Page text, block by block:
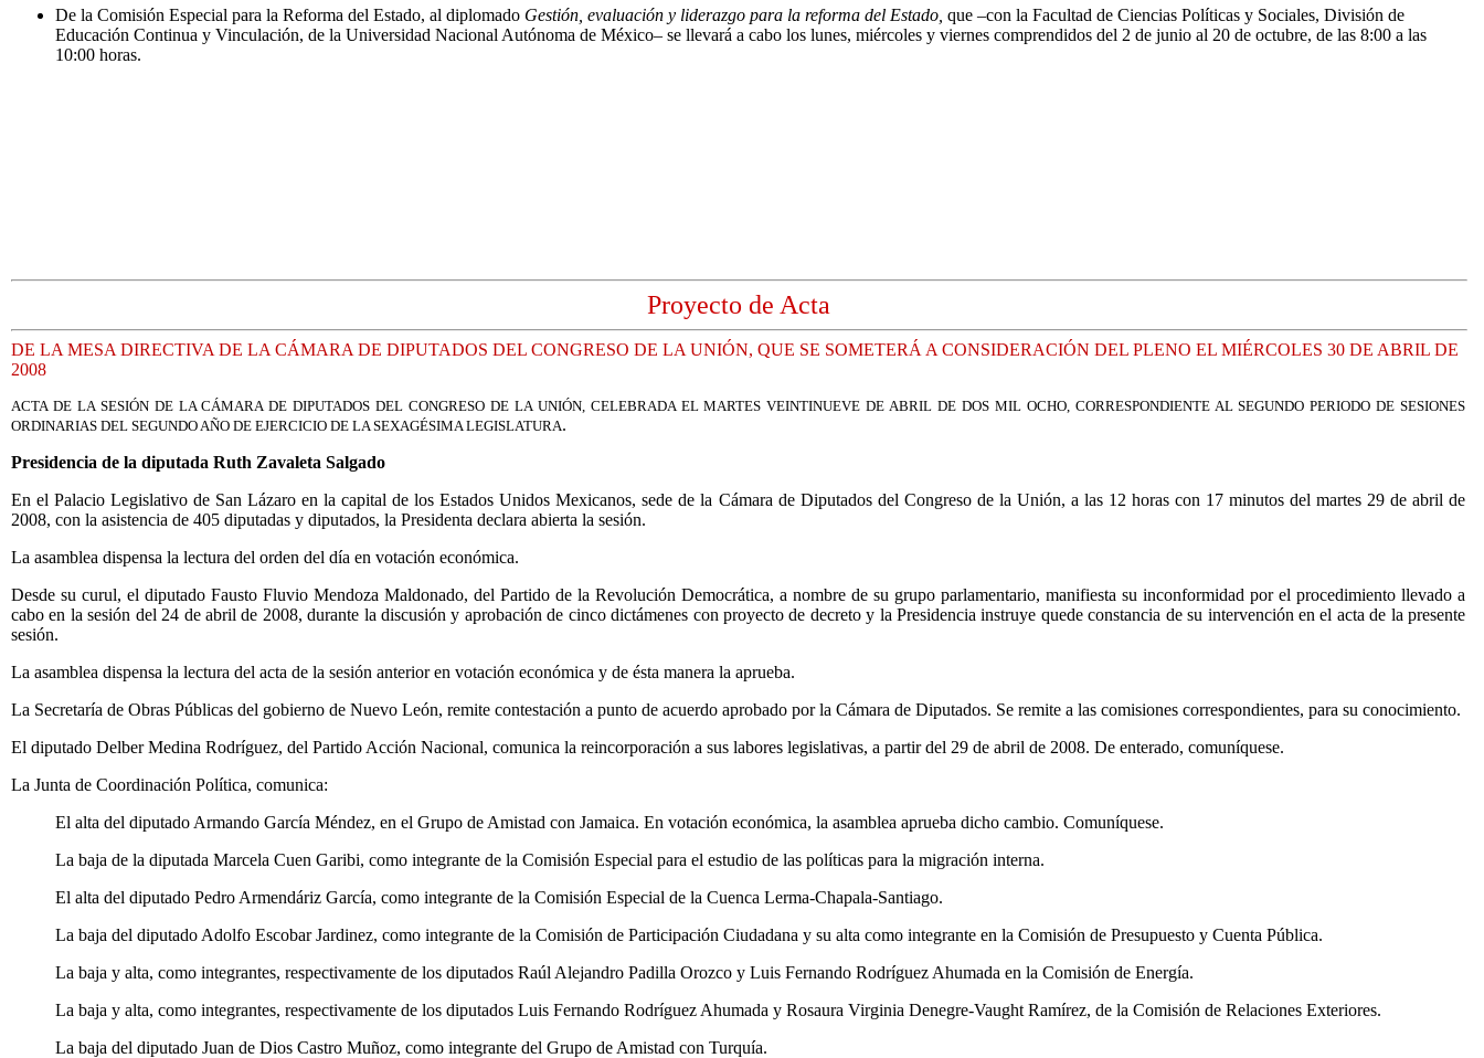
De la Comisión Especial para la Reforma del Estado, al diplomado Gestión, evaluación y liderazgo para la reforma del Estado, que –con la Facultad de Ciencias Políticas y Sociales, División de
Educación Continua y Vinculación, de la Universidad Nacional Autónoma de México– se llevará a cabo los lunes, miércoles y viernes comprendidos del 2 de junio al 20 de octubre, de las 8:00 a las
10:00 horas.
Proyecto de Acta
DE LA MESA DIRECTIVA DE LA CÁMARA DE DIPUTADOS DEL CONGRESO DE LA UNIÓN, QUE SE SOMETERÁ A CONSIDERACIÓN DEL PLENO EL MIÉRCOLES 30 DE ABRIL DE
2008
ACTA DE LA SESIÓN DE LA CÁMARA DE DIPUTADOS DEL CONGRESO DE LA UNIÓN, CELEBRADA EL MARTES VEINTINUEVE DE ABRIL DE DOS MIL OCHO, CORRESPONDIENTE AL SEGUNDO PERIODO DE SESIONES
ORDINARIAS DEL SEGUNDO AÑO DE EJERCICIO DE LA SEXAGÉSIMA LEGISLATURA.
Presidencia de la diputada Ruth Zavaleta Salgado
En el Palacio Legislativo de San Lázaro en la capital de los Estados Unidos Mexicanos, sede de la Cámara de Diputados del Congreso de la Unión, a las 12 horas con 17 minutos del martes 29 de abril de
2008, con la asistencia de 405 diputadas y diputados, la Presidenta declara abierta la sesión.
La asamblea dispensa la lectura del orden del día en votación económica.
Desde su curul, el diputado Fausto Fluvio Mendoza Maldonado, del Partido de la Revolución Democrática, a nombre de su grupo parlamentario, manifiesta su inconformidad por el procedimiento llevado a
cabo en la sesión del 24 de abril de 2008, durante la discusión y aprobación de cinco dictámenes con proyecto de decreto y la Presidencia instruye quede constancia de su intervención en el acta de la presente
sesión.
La asamblea dispensa la lectura del acta de la sesión anterior en votación económica y de ésta manera la aprueba.
La Secretaría de Obras Públicas del gobierno de Nuevo León, remite contestación a punto de acuerdo aprobado por la Cámara de Diputados. Se remite a las comisiones correspondientes, para su conocimiento.
El diputado Delber Medina Rodríguez, del Partido Acción Nacional, comunica la reincorporación a sus labores legislativas, a partir del 29 de abril de 2008. De enterado, comuníquese.
La Junta de Coordinación Política, comunica:
El alta del diputado Armando García Méndez, en el Grupo de Amistad con Jamaica. En votación económica, la asamblea aprueba dicho cambio. Comuníquese.
La baja de la diputada Marcela Cuen Garibi, como integrante de la Comisión Especial para el estudio de las políticas para la migración interna.
El alta del diputado Pedro Armendáriz García, como integrante de la Comisión Especial de la Cuenca Lerma-Chapala-Santiago.
La baja del diputado Adolfo Escobar Jardinez, como integrante de la Comisión de Participación Ciudadana y su alta como integrante en la Comisión de Presupuesto y Cuenta Pública.
La baja y alta, como integrantes, respectivamente de los diputados Raúl Alejandro Padilla Orozco y Luis Fernando Rodríguez Ahumada en la Comisión de Energía.
La baja y alta, como integrantes, respectivamente de los diputados Luis Fernando Rodríguez Ahumada y Rosaura Virginia Denegre-Vaught Ramírez, de la Comisión de Relaciones Exteriores.
La baja del diputado Juan de Dios Castro Muñoz, como integrante del Grupo de Amistad con Turquía.